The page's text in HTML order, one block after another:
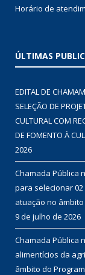
Horário de
ÚLTIMAS
EDITAL DE
SELEÇÃO DE
CULTURAL COM
DE FOMENTO À
2026
Chamada Pública
para selecionar 02
atuação no âmbito
9 de julho de 2026
Chamada Pública
alimentícios da
âmbito do